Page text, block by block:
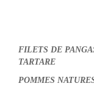
FILETS DE
TARTARE
POMMES